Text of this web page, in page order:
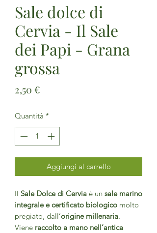
Sale dolce di
Cervia - Il Sale
dei Papi - Grana
grossa
2,50 €
Quantità *
Aggiungi al carrello
Il Sale Dolce di Cervia è un sale marino
integrale e certificato biologico molto
pregiato, dall’origine millenaria.
Viene raccolto a mano nell’antica